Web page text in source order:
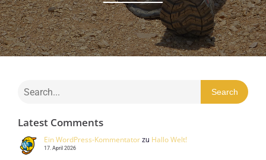
Search
Latest Comments
Ein WordPress-Kommentator zu Hallo Welt!
17. April 2026